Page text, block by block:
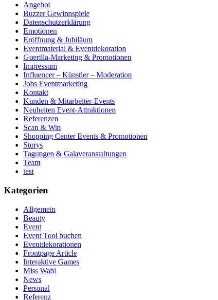
Angebot
Buzzer Gewinnspiele
Datenschutzerklärung
Emotionen
Eröffnung & Jubiläum
Eventmaterial & Eventdekoration
Guerilla-Marketing & Promotionen
Impressum
Influencer – Künstler – Moderation
Jobs Eventmarketing
Kontakt
Kunden & Mitarbeiter-Events
Neuheiten Event-Attraktionen
Referenzen
Scan & Win
Shopping Center Events & Promotionen
Storys
Tagungen & Galaveranstaltungen
Team
test
Kategorien
Allgemein
Beauty
Event
Event Tool buchen
Eventdekorationen
Frontpage Article
Interaktive Games
Miss Wahl
News
Personal
Referenz